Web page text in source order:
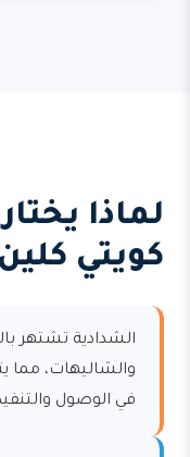
لماذا
كويتي
الشدادية تشتهر
والشاليهات،
في الوصول